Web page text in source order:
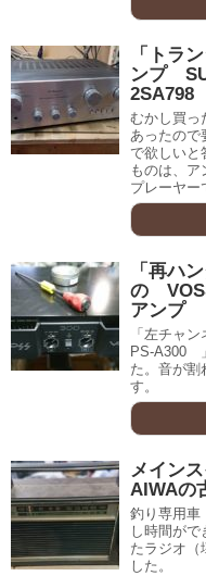
「トラ
ンプ
2SA798
むかし買っ
あったので
で欲しいと
ものは、ア
プレーヤー
「再ハ
の
アンプ
「左チャ
PS-A300
た。音が割
す。
メイン
AIWAの
釣り専用車
し時間が
たラジオ（
した。